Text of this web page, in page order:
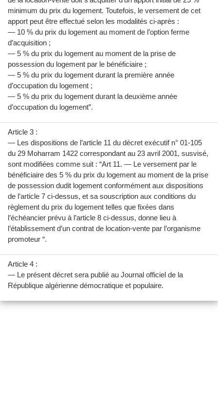
minimum du prix du logement. Toutefois, le versement de cet
apport peut être effectué selon les modalités ci-après :
— 10 % du prix du logement au moment de l’option ferme
d’acquisition ;
— 5 % du prix du logement au moment de la prise de
possession du logement par le bénéficiaire ;
— 5 % du prix du logement durant la première année
d’occupation du logement ;
— 5 % du prix du logement durant la deuxième année
d’occupation du logement”.
Article 3 :
— Les dispositions de l’article 11 du décret exécutif n° 01-105
du 29 Moharram 1422 correspondant au 23 avril 2001, susvisé,
sont modifiées comme suit : “Art 11. — Le versement par le
bénéficiaire des 5 % du prix du logement au moment de la prise
de possession dudit logement conformément aux dispositions
de l’article 7 ci-dessus, et sa souscription aux conditions du
règlement du prix du logement telles que fixées dans
l’échéancier prévu à l’article 8 ci-dessus, donne lieu à
l’établissement d’un contrat de location-vente par l’organisme
promoteur “.
Article 4 :
— Le présent décret sera publié au Journal officiel de la
République algérienne démocratique et populaire.